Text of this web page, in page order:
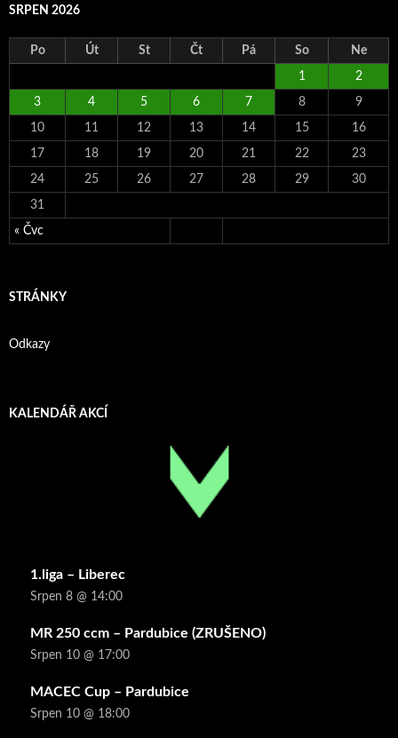
SRPEN 2026
Po Út St Čt Pá So Ne
« Čvc
1 2
3 4 5 6 7 8 9
10 11 12 13 14 15 16
17 18 19 20 21 22 23
24 25 26 27 28 29 30
31
STRÁNKY
Odkazy
KALENDÁŘ AKCÍ
1.liga – Liberec
Srpen 8 @ 14:00
MR 250 ccm – Pardubice (ZRUŠENO)
Srpen 10 @ 17:00
MACEC Cup – Pardubice
Srpen 10 @ 18:00